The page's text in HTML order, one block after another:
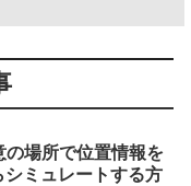
場所で位置情報を
シミュレートする方